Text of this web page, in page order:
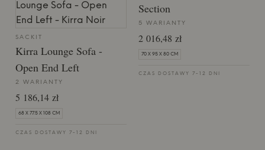
SACKIT
Kirra Lounge Sofa -
Open End Left
2 WARIANTY
5 186,14 zł
68 X 77.5 X 108 CM
CZAS DOSTAWY 7-12 DNI
Section
5 WARIANTY
2 016,48 zł
70 X 95 X 80 CM
CZAS DOSTAWY 7-12 DNI